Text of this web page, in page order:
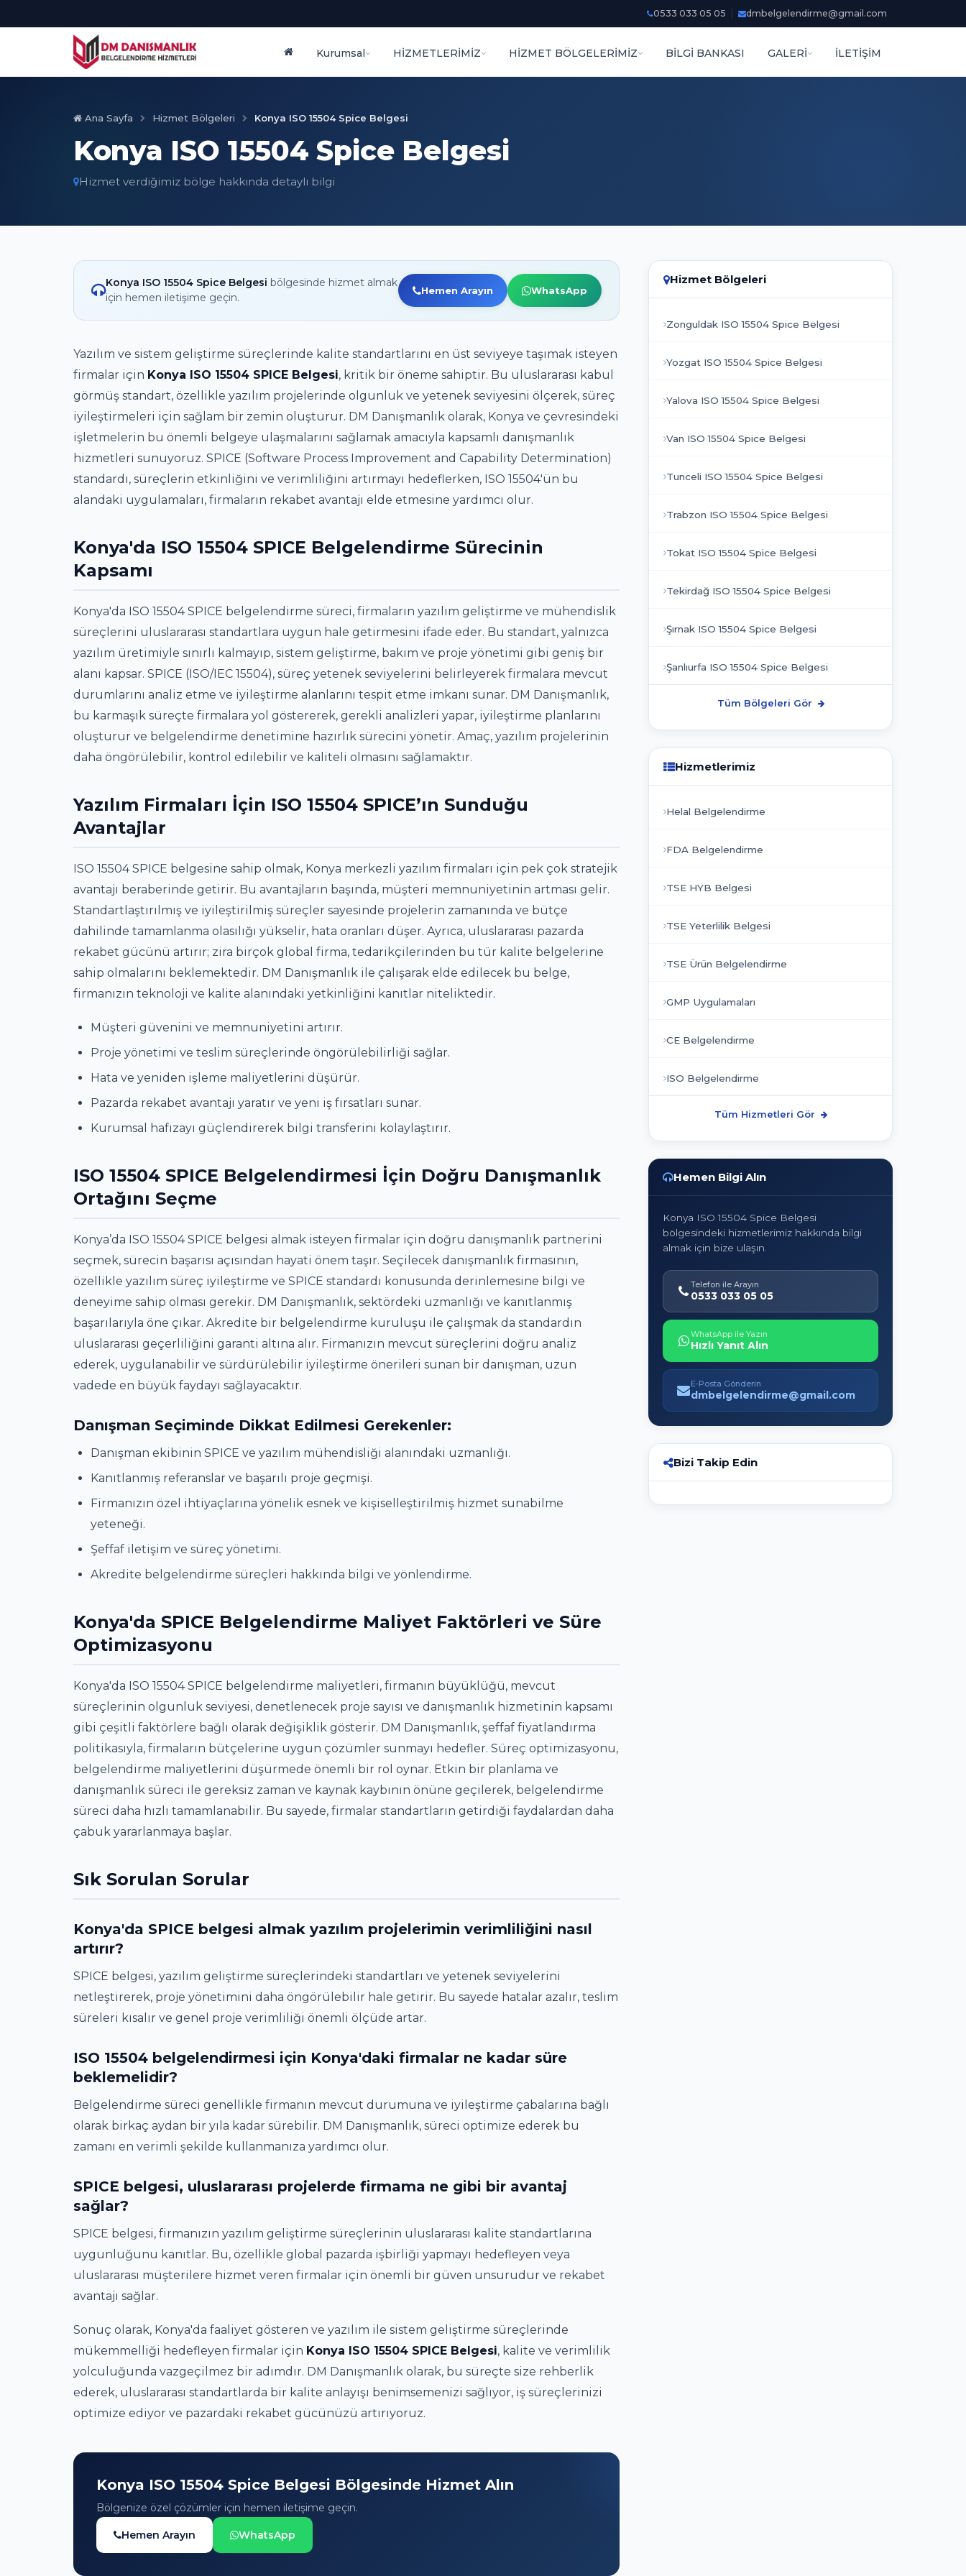
0533 033 05 05 dmbelgelendirme@gmail.com
Kurumsal HİZMETLERİMİZ HİZMET BÖLGELERİMİZ BİLGİ BANKASI GALERİ İLETİŞİM
Ana Sayfa Hizmet Bölgeleri Konya ISO 15504 Spice Belgesi
Konya ISO 15504 Spice Belgesi
Hizmet verdiğimiz bölge hakkında detaylı bilgi
Konya ISO 15504 Spice Belgesi bölgesinde hizmet almak
için hemen iletişime geçin.
Hemen Arayın WhatsApp
Yazılım ve sistem geliştirme süreçlerinde kalite standartlarını en üst seviyeye taşımak isteyen
firmalar için Konya ISO 15504 SPICE Belgesi, kritik bir öneme sahiptir. Bu uluslararası kabul
görmüş standart, özellikle yazılım projelerinde olgunluk ve yetenek seviyesini ölçerek, süreç
iyileştirmeleri için sağlam bir zemin oluşturur. DM Danışmanlık olarak, Konya ve çevresindeki
işletmelerin bu önemli belgeye ulaşmalarını sağlamak amacıyla kapsamlı danışmanlık
hizmetleri sunuyoruz. SPICE (Software Process Improvement and Capability Determination)
standardı, süreçlerin etkinliğini ve verimliliğini artırmayı hedeflerken, ISO 15504'ün bu
alandaki uygulamaları, firmaların rekabet avantajı elde etmesine yardımcı olur.
Konya'da ISO 15504 SPICE Belgelendirme Sürecinin
Kapsamı
Konya'da ISO 15504 SPICE belgelendirme süreci, firmaların yazılım geliştirme ve mühendislik
süreçlerini uluslararası standartlara uygun hale getirmesini ifade eder. Bu standart, yalnızca
yazılım üretimiyle sınırlı kalmayıp, sistem geliştirme, bakım ve proje yönetimi gibi geniş bir
alanı kapsar. SPICE (ISO/IEC 15504), süreç yetenek seviyelerini belirleyerek firmalara mevcut
durumlarını analiz etme ve iyileştirme alanlarını tespit etme imkanı sunar. DM Danışmanlık,
bu karmaşık süreçte firmalara yol göstererek, gerekli analizleri yapar, iyileştirme planlarını
oluşturur ve belgelendirme denetimine hazırlık sürecini yönetir. Amaç, yazılım projelerinin
daha öngörülebilir, kontrol edilebilir ve kaliteli olmasını sağlamaktır.
Yazılım Firmaları İçin ISO 15504 SPICE’ın Sunduğu
Avantajlar
ISO 15504 SPICE belgesine sahip olmak, Konya merkezli yazılım firmaları için pek çok stratejik
avantajı beraberinde getirir. Bu avantajların başında, müşteri memnuniyetinin artması gelir.
Standartlaştırılmış ve iyileştirilmiş süreçler sayesinde projelerin zamanında ve bütçe
dahilinde tamamlanma olasılığı yükselir, hata oranları düşer. Ayrıca, uluslararası pazarda
rekabet gücünü artırır; zira birçok global firma, tedarikçilerinden bu tür kalite belgelerine
sahip olmalarını beklemektedir. DM Danışmanlık ile çalışarak elde edilecek bu belge,
firmanızın teknoloji ve kalite alanındaki yetkinliğini kanıtlar niteliktedir.
Müşteri güvenini ve memnuniyetini artırır.
Proje yönetimi ve teslim süreçlerinde öngörülebilirliği sağlar.
Hata ve yeniden işleme maliyetlerini düşürür.
Pazarda rekabet avantajı yaratır ve yeni iş fırsatları sunar.
Kurumsal hafızayı güçlendirerek bilgi transferini kolaylaştırır.
ISO 15504 SPICE Belgelendirmesi İçin Doğru Danışmanlık
Ortağını Seçme
Konya’da ISO 15504 SPICE belgesi almak isteyen firmalar için doğru danışmanlık partnerini
seçmek, sürecin başarısı açısından hayati önem taşır. Seçilecek danışmanlık firmasının,
özellikle yazılım süreç iyileştirme ve SPICE standardı konusunda derinlemesine bilgi ve
deneyime sahip olması gerekir. DM Danışmanlık, sektördeki uzmanlığı ve kanıtlanmış
başarılarıyla öne çıkar. Akredite bir belgelendirme kuruluşu ile çalışmak da standardın
uluslararası geçerliliğini garanti altına alır. Firmanızın mevcut süreçlerini doğru analiz
ederek, uygulanabilir ve sürdürülebilir iyileştirme önerileri sunan bir danışman, uzun
vadede en büyük faydayı sağlayacaktır.
Danışman Seçiminde Dikkat Edilmesi Gerekenler:
Danışman ekibinin SPICE ve yazılım mühendisliği alanındaki uzmanlığı.
Kanıtlanmış referanslar ve başarılı proje geçmişi.
Firmanızın özel ihtiyaçlarına yönelik esnek ve kişiselleştirilmiş hizmet sunabilme
yeteneği.
Şeffaf iletişim ve süreç yönetimi.
Akredite belgelendirme süreçleri hakkında bilgi ve yönlendirme.
Konya'da SPICE Belgelendirme Maliyet Faktörleri ve Süre
Optimizasyonu
Konya'da ISO 15504 SPICE belgelendirme maliyetleri, firmanın büyüklüğü, mevcut
süreçlerinin olgunluk seviyesi, denetlenecek proje sayısı ve danışmanlık hizmetinin kapsamı
gibi çeşitli faktörlere bağlı olarak değişiklik gösterir. DM Danışmanlık, şeffaf fiyatlandırma
politikasıyla, firmaların bütçelerine uygun çözümler sunmayı hedefler. Süreç optimizasyonu,
belgelendirme maliyetlerini düşürmede önemli bir rol oynar. Etkin bir planlama ve
danışmanlık süreci ile gereksiz zaman ve kaynak kaybının önüne geçilerek, belgelendirme
süreci daha hızlı tamamlanabilir. Bu sayede, firmalar standartların getirdiği faydalardan daha
çabuk yararlanmaya başlar.
Sık Sorulan Sorular
Konya'da SPICE belgesi almak yazılım projelerimin verimliliğini nasıl
artırır?
SPICE belgesi, yazılım geliştirme süreçlerindeki standartları ve yetenek seviyelerini
netleştirerek, proje yönetimini daha öngörülebilir hale getirir. Bu sayede hatalar azalır, teslim
süreleri kısalır ve genel proje verimliliği önemli ölçüde artar.
ISO 15504 belgelendirmesi için Konya'daki firmalar ne kadar süre
beklemelidir?
Belgelendirme süreci genellikle firmanın mevcut durumuna ve iyileştirme çabalarına bağlı
olarak birkaç aydan bir yıla kadar sürebilir. DM Danışmanlık, süreci optimize ederek bu
zamanı en verimli şekilde kullanmanıza yardımcı olur.
SPICE belgesi, uluslararası projelerde firmama ne gibi bir avantaj
sağlar?
SPICE belgesi, firmanızın yazılım geliştirme süreçlerinin uluslararası kalite standartlarına
uygunluğunu kanıtlar. Bu, özellikle global pazarda işbirliği yapmayı hedefleyen veya
uluslararası müşterilere hizmet veren firmalar için önemli bir güven unsurudur ve rekabet
avantajı sağlar.
Sonuç olarak, Konya'da faaliyet gösteren ve yazılım ile sistem geliştirme süreçlerinde
mükemmelliği hedefleyen firmalar için Konya ISO 15504 SPICE Belgesi, kalite ve verimlilik
yolculuğunda vazgeçilmez bir adımdır. DM Danışmanlık olarak, bu süreçte size rehberlik
ederek, uluslararası standartlarda bir kalite anlayışı benimsemenizi sağlıyor, iş süreçlerinizi
optimize ediyor ve pazardaki rekabet gücünüzü artırıyoruz.
Konya ISO 15504 Spice Belgesi Bölgesinde Hizmet Alın
Bölgenize özel çözümler için hemen iletişime geçin.
Hemen Arayın WhatsApp
Hizmet Bölgeleri
Zonguldak ISO 15504 Spice Belgesi
Yozgat ISO 15504 Spice Belgesi
Yalova ISO 15504 Spice Belgesi
Van ISO 15504 Spice Belgesi
Tunceli ISO 15504 Spice Belgesi
Trabzon ISO 15504 Spice Belgesi
Tokat ISO 15504 Spice Belgesi
Tekirdağ ISO 15504 Spice Belgesi
Şırnak ISO 15504 Spice Belgesi
Şanlıurfa ISO 15504 Spice Belgesi
Tüm Bölgeleri Gör
Hizmetlerimiz
Helal Belgelendirme
FDA Belgelendirme
TSE HYB Belgesi
TSE Yeterlilik Belgesi
TSE Ürün Belgelendirme
GMP Uygulamaları
CE Belgelendirme
ISO Belgelendirme
Tüm Hizmetleri Gör
Hemen Bilgi Alın
Konya ISO 15504 Spice Belgesi
bölgesindeki hizmetlerimiz hakkında bilgi
almak için bize ulaşın.
Telefon ile Arayın
0533 033 05 05
WhatsApp ile Yazın
Hızlı Yanıt Alın
E-Posta Gönderin
dmbelgelendirme@gmail.com
Bizi Takip Edin